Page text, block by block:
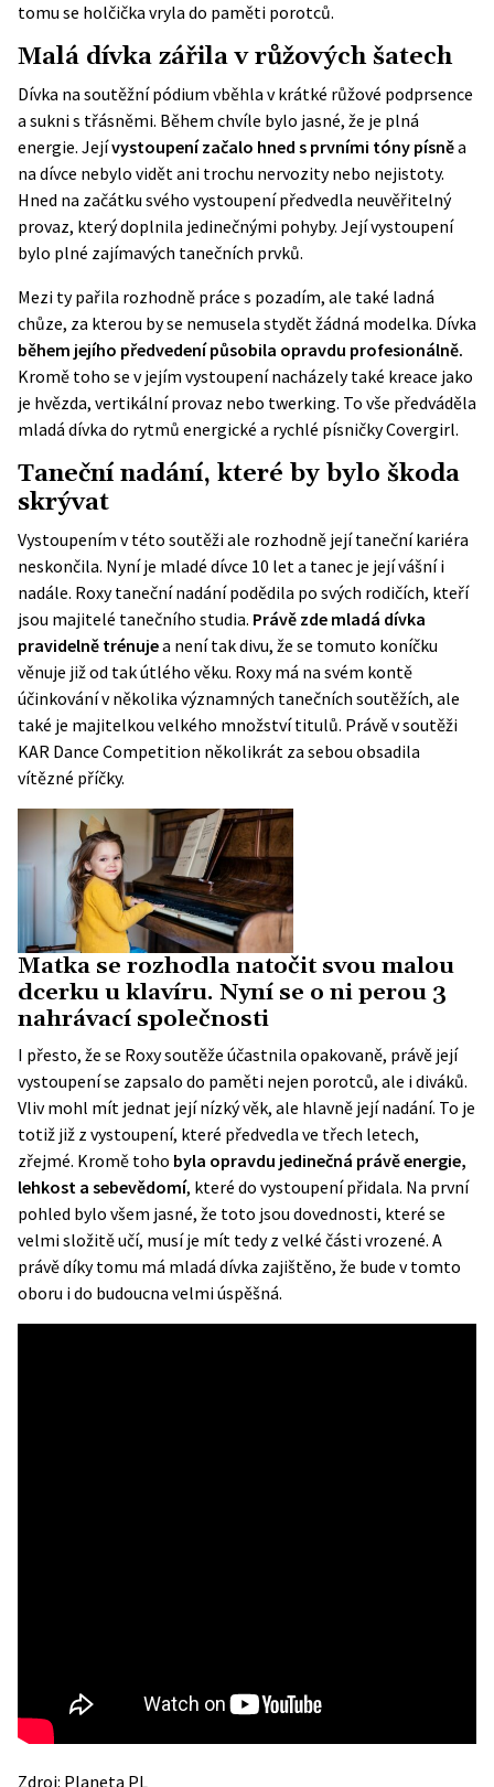
tomu se holčička vryla do paměti porotců.
Malá dívka zářila v růžových šatech
Dívka na soutěžní pódium vběhla v krátké růžové podprsence
a sukni s třásněmi. Během chvíle bylo jasné, že je plná
energie. Jejívystoupení začalo hned s prvními tóny písněa
na dívce nebylo vidět ani trochu nervozity nebo nejistoty.
Hned na začátku svého vystoupení předvedla neuvěřitelný
provaz, který doplnila jedinečnými pohyby. Její vystoupení
bylo plné zajímavých tanečních prvků.
Mezi ty pařila rozhodně práce s pozadím, ale také ladná
chůze, za kterou by se nemusela stydět žádná modelka. Dívka
během jejího předvedení působila opravdu profesionálně.
Kromě toho se v jejím vystoupení nacházely také kreace jako
je hvězda, vertikální provaz nebo twerking. To vše předváděla
mladá dívka do rytmů energické a rychlé písničky Covergirl.
Taneční nadání, které by bylo škoda
skrývat
Vystoupením v této soutěži ale rozhodně její taneční kariéra
neskončila. Nyní je mladé dívce 10 let a tanec je její vášní i
nadále. Roxy taneční nadání podědila po svých rodičích, kteří
jsou majitelé tanečního studia. Právě zde mladá dívka
pravidelně trénujea není tak divu, že se tomuto koníčku
věnuje již od tak útlého věku. Roxy má na svém kontě
účinkování v několika významných tanečních soutěžích, ale
také je majitelkou velkého množství titulů. Právě v soutěži
KAR Dance Competition několikrát za sebou obsadila
vítězné příčky.
Matka se rozhodla natočit svou malou
dcerku u klavíru. Nyní se o ni perou 3
nahrávací společnosti
I přesto, že se Roxy soutěže účastnila opakovaně, právě její
vystoupení se zapsalo do paměti nejen porotců, ale i diváků.
Vliv mohl mít jednat její nízký věk, ale hlavně její nadání. To je
totiž již z vystoupení, které předvedla ve třech letech,
zřejmé. Kromě toho byla opravdu jedinečná právě energie,
lehkost a sebevědomí, které do vystoupení přidala. Na první
pohled bylo všem jasné, že toto jsou dovednosti, které se
velmi složitě učí, musí je mít tedy z velké části vrozené. A
právě díky tomu má mladá dívka zajištěno, že bude v tomto
oboru i do budoucna velmi úspěšná.
Zdroj: Planeta PL